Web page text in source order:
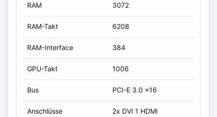
RAM 3072
RAM-Takt 6208
RAM-Interface 384
GPU-Takt 1006
Bus PCI-E 3.0 x16
Anschlüsse 2x DVI 1 HDMI